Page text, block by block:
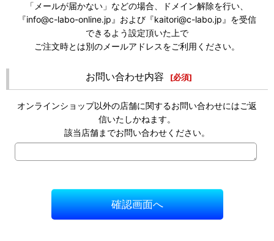
「メールが届かない」などの場合、ドメイン解除を行い、
『info@c-labo-online.jp』および『kaitori@c-labo.jp』を受信
できるよう設定頂いた上で
ご注文時とは別のメールアドレスをご利用ください。
お問い合わせ内容 [必須]
オンラインショップ以外の店舗に関するお問い合わせにはご返
信いたしかねます。
該当店舗までお問い合わせください。
確認画面へ